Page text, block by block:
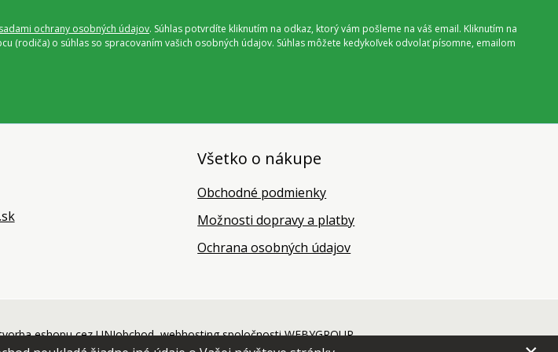
ochrany osobných údajov. Súhlas potvrdíte kliknutím na odkaz, ktorý vám pošleme na váš email. Kliknutím na
(rodiča) o súhlas so spracovaním vašich osobných údajov. Súhlas môžete kedykoľvek odvolať písomne, emailom
Všetko o nákupe
Obchodné podmienky
Možnosti dopravy a platby
Ochrana osobných údajov
eshopu cez UNIobchod,webhostingspoločnostiWEBYGROUP